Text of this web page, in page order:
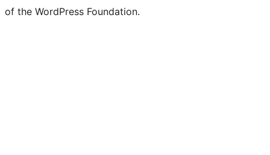
of the WordPress Foundation.